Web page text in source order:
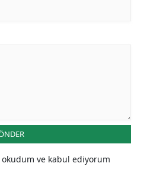
okudum ve kabul ediyorum